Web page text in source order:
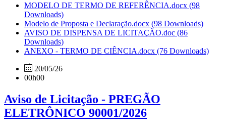
MODELO DE TERMO DE REFERÊNCIA.docx (98
Downloads)
Modelo de Proposta e Declaração.docx (98 Downloads)
AVISO DE DISPENSA DE LICITAÇÃO.doc (86
Downloads)
ANEXO - TERMO DE CIÊNCIA.docx (76 Downloads)
20/05/26
00h00
Aviso de Licitação - PREGÃO
ELETRÔNICO 90001/2026